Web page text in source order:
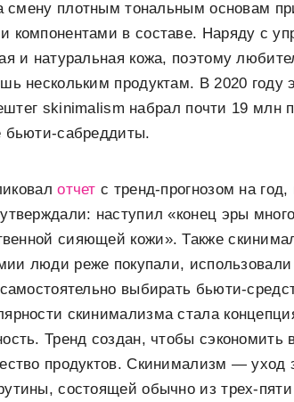
смену плотным тональным основам
компонентами в составе. Наряду с
и натуральная кожа, поэтому
нескольким продуктам. В 2020 году
skinimalism набрал почти 19 млн
бьюти-сабреддиты.
отчет с тренд-прогнозом на
наступил «конец эры
сияющей кожи». Также
люди реже покупали,
выбирать бьюти-
скинимализма стала
Тренд создан, чтобы сэкономить
продуктов. Скинимализм —
состоящей обычно из трех-пяти